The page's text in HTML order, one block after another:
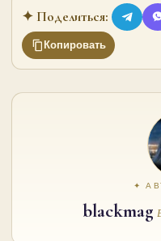
✦ Поделиться:
Копировать
✦
blackmag